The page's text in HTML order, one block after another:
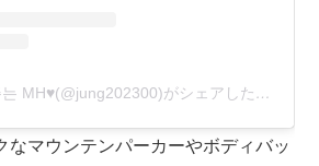
나를 행복하게 해주는 MH♥(@jung202300)がシェアした投稿
なマウンテンパーカーやボディバッ